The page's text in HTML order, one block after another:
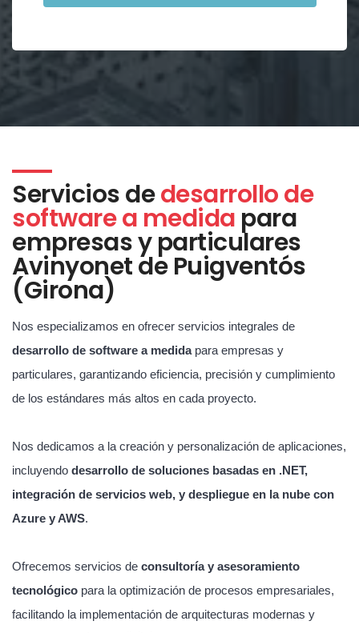
Servicios dedesarrollo de
software a medida para
empresas y particulares
Avinyonet de Puigventós
(Girona)
Nos especializamos en ofrecer servicios integrales de
desarrollo de software a medidapara empresas y
particulares, garantizando eficiencia, precisión y cumplimiento
de los estándares más altos en cada proyecto.
Nos dedicamos a la creación y personalización de aplicaciones,
incluyendo desarrollo de soluciones basadas en .NET,
integración de servicios web, y despliegue en la nube con
Azure y AWS.
Ofrecemos servicios de consultoría y asesoramiento
tecnológico para la optimización de procesos empresariales,
facilitando la implementación de arquitecturas modernas y